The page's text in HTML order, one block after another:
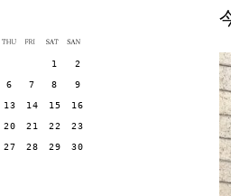
1 2
6 7 8 9
13 14 15 16
20 21 22 23
27 28 29 30